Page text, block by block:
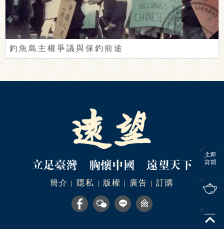
釣魚島主權爭議與保釣前途
簡介 | 隱私 | 版權 | 廣告 | 訂購